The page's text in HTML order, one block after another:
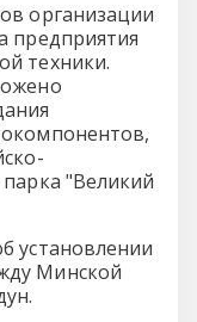
организации
предприятия
техники.
парка "Великий
установлении
Минской